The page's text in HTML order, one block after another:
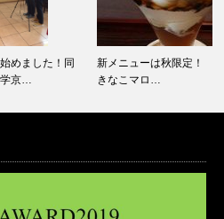
めました！同
京…
新メニューは秋限定！
きなこマロ…